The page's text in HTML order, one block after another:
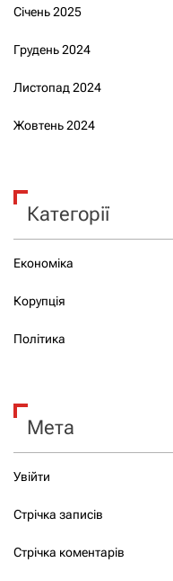
Січень 2025
Грудень 2024
Листопад 2024
Жовтень 2024
Категорії
Економіка
Корупція
Політика
Мета
Увійти
Стрічка записів
Стрічка коментарів